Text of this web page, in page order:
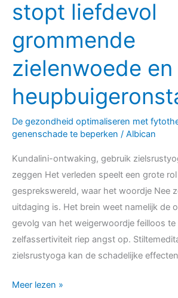
stopt liefdevol
grommende
zielenwoede en
De gezondheid optimaliseren met
genenschade te beperken / Albican
Kundalini-ontwaking, gebruik
zeggen Het verleden speelt een grote
gesprekswereld, waar het woordje Nee
uitdaging is. Het brein weet namelijk de
gevolg van het weigerwoordje feilloos
zelfassertiviteit riep angst op.
zielsrustyoga kan de schadelijke
inzicht,
stopt
liefdevol
grommende
en
Meer lezen »